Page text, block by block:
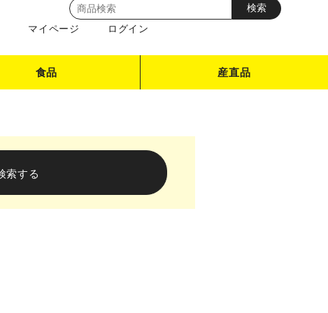
マイページ
ログイン
食品 産直品